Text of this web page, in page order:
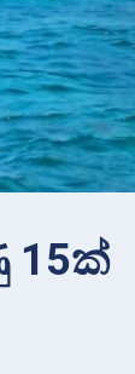
15ක්